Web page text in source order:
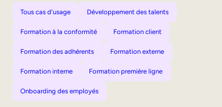
Tous cas d'usage Développement des talents
Formation à la conformité Formation client
Formation des adhérents Formation externe
Formation interne Formation première ligne
Onboarding des employés